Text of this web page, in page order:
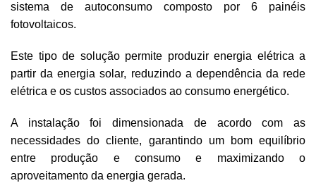
sistema de autoconsumo composto por 6 painéis
fotovoltaicos.
Este tipo de solução permite produzir energia elétrica a
partir da energia solar, reduzindo a dependência da rede
elétrica e os custos associados ao consumo energético.
A instalação foi dimensionada de acordo com as
necessidades do cliente, garantindo um bom equilíbrio
entre produção e consumo e maximizando o
aproveitamento da energia gerada.